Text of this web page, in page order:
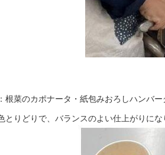
根菜のカポナータ・紙包みおろしハンバ
とりどりで、バランスのよい仕上がりにな